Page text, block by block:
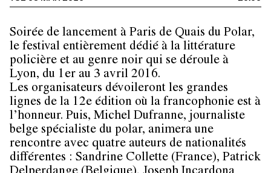
Soirée de lancement à Paris de Quais du Polar,
le festival entièrement dédié à la littérature
policière et au genre noir qui se déroule à
Lyon, du 1er au 3 avril 2016.
Les organisateurs dévoileront les grandes
lignes de la 12e édition où la francophonie est à
l’honneur. Puis, Michel Dufranne, journaliste
belge spécialiste du polar, animera une
rencontre avec quatre auteurs de nationalités
différentes : Sandrine Collette (France), Patrick